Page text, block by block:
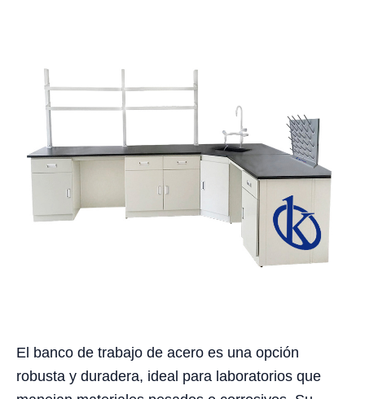
El banco de trabajo de acero es una opción
robusta y duradera, ideal para laboratorios que